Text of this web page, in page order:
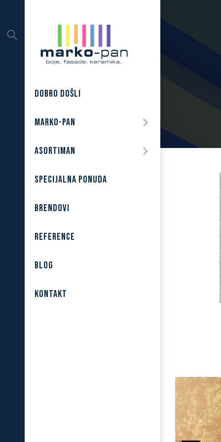
DOBRO DOŠLI
MARKO-PAN
ASORTIMAN
SPECIJALNA PONUDA
BRENDOVI
REFERENCE
BLOG
KONTAKT